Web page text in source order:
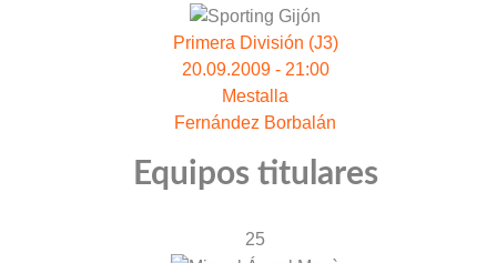
Primera División (J3)
20.09.2009 - 21:00
Mestalla
Fernández Borbalán
Equipos titulares
25